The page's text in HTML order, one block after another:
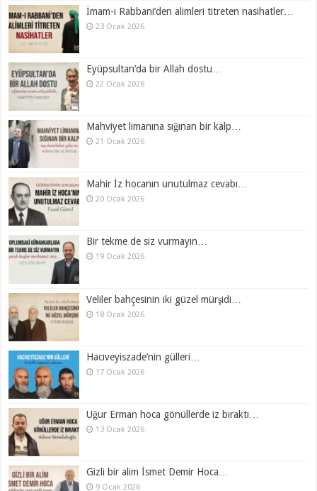
İmam-ı Rabbani’den alimleri titreten nasihatler…
23 Ocak 2026
Eyüpsultan’da bir Allah dostu…
22 Ocak 2026
Mahviyet limanına sığınan bir kalp…
21 Ocak 2026
Mahir İz hocanın unutulmaz cevabı…
20 Ocak 2026
Bir tekme de siz vurmayın…
19 Ocak 2026
Veliler bahçesinin iki güzel mürşidi…
18 Ocak 2026
Hacıveyiszade’nin gülleri…
17 Ocak 2026
Uğur Erman hoca gönüllerde iz bıraktı…
13 Ocak 2026
Gizli bir alim İsmet Demir Hoca…
9 Ocak 2026